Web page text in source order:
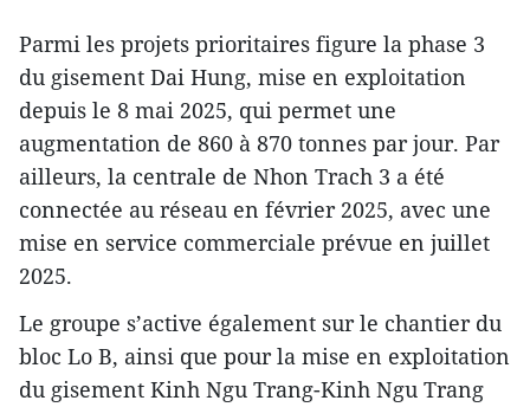
Parmi les projets prioritaires figure la phase 3
du gisement Dai Hung, mise en exploitation
depuis le 8 mai 2025, qui permet une
augmentation de 860 à 870 tonnes par jour. Par
ailleurs, la centrale de Nhon Trach 3 a été
connectée au réseau en février 2025, avec une
mise en service commerciale prévue en juillet
2025.
Le groupe s’active également sur le chantier du
bloc Lo B, ainsi que pour la mise en exploitation
du gisement Kinh Ngu Trang-Kinh Ngu Trang